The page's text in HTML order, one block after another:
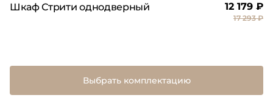
Шкаф Стрити однодверный 12 179 ₽
17 293 ₽
Выбрать комплектацию